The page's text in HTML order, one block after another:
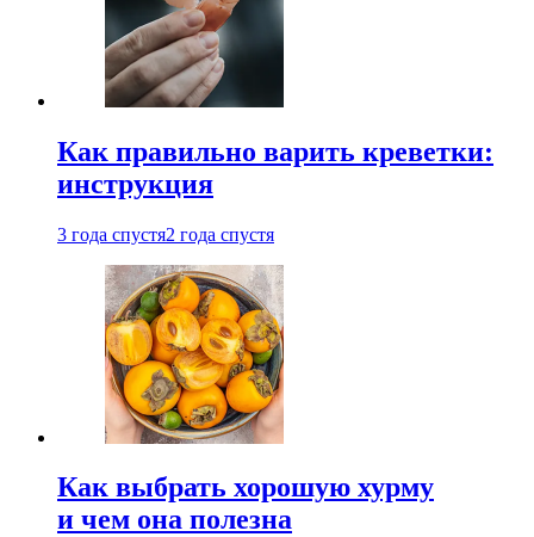
Как правильно варить креветки:
инструкция
3 года спустя2 года спустя
Как выбрать хорошую хурму
и чем она полезна